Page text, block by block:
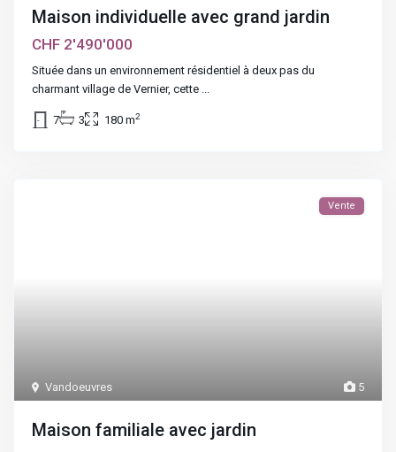
Maison individuelle avec grand jardin
CHF 2'490'000
Située dans un environnement résidentiel à deux pas du
charmant village de Vernier, cette ...
7 3 180 m2
5
Vandoeuvres
Vente
Maison familiale avec jardin